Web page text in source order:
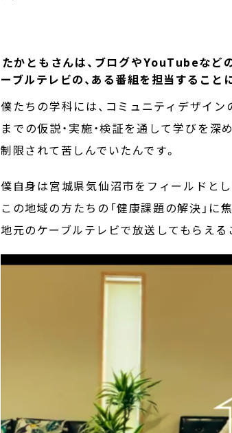
――たかともさんは、ブログやYouTubeな
ーブルテレビの、ある番組を担当すること
僕たちの学科には、コミュニティデザイ
までの仮説・実施・検証を通して学びを深
制限されて苦しんでいたんです。
僕自身は宮城県気仙沼市をフィールドと
この地域の方たちの「健康課題の解決」に
地元のケーブルテレビで放送してもらえる